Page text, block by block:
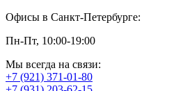
Офисы в Санкт-Петербурге:
Пн-Пт, 10:00-19:00
Мы всегда на связи:
+7 (921) 371-01-80